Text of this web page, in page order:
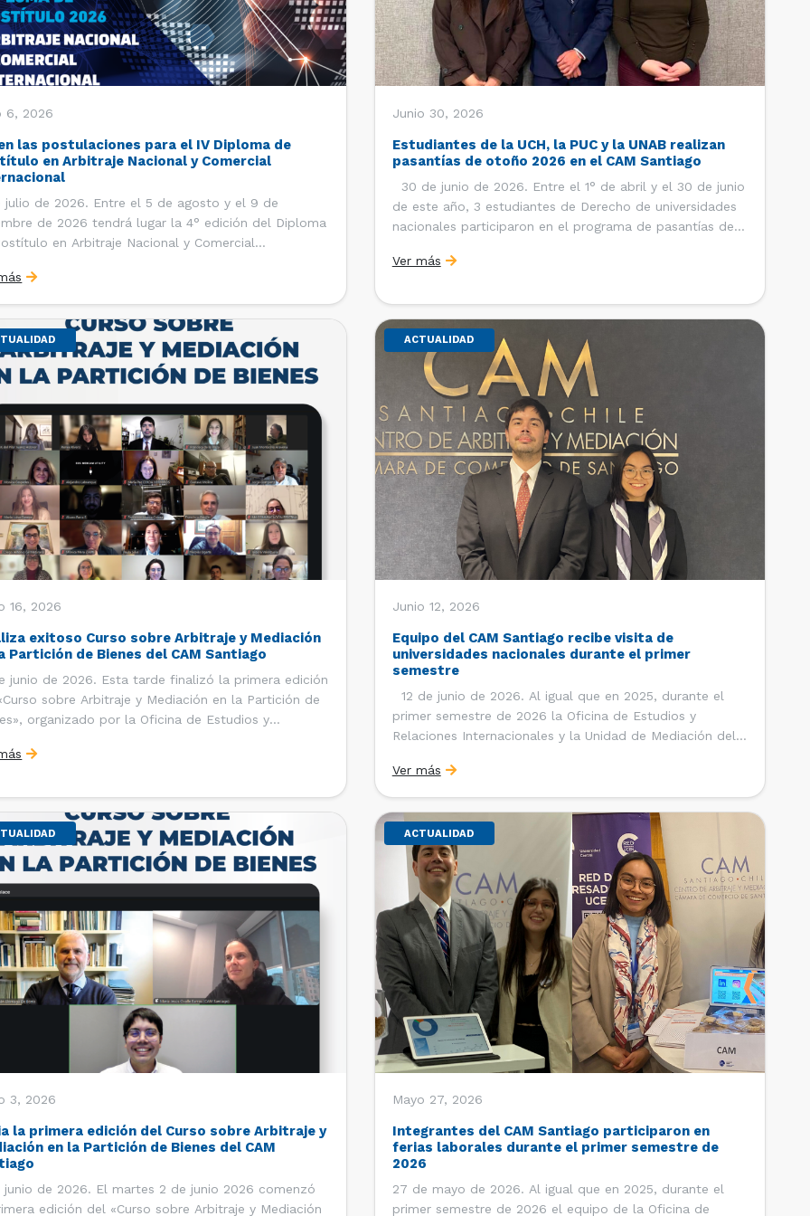
6, 2026
las postulaciones para el IV Diploma de
en Arbitraje Nacional y Comercial
julio de 2026. Entre el 5 de agosto y el 9 de
de 2026 tendrá lugar la 4° edición del Diploma
en Arbitraje Nacional y Comercial
Internacional de la Facultad de Derecho de la
de Chile y […]
Junio 30, 2026
Estudiantes de la UCH, la PUC y la UNAB realizan
pasantías de otoño 2026 en el CAM Santiago
30 de junio de 2026. Entre el 1° de abril y el 30 de junio
de este año, 3 estudiantes de Derecho de universidades
nacionales participaron en el programa de pasantías del
Comercio de Santiago (CCS). Así, se realizaron […]
Ver más
16, 2026
exitoso Curso sobre Arbitraje y Mediación
Partición de Bienes del CAM Santiago
junio de 2026. Esta tarde finalizó la primera edición
sobre Arbitraje y Mediación en la Partición de
organizado por la Oficina de Estudios y
(CAM) de la Cámara de Comercio de Santiago
ACTUALIDAD
Junio 12, 2026
Equipo del CAM Santiago recibe visita de
universidades nacionales durante el primer
semestre
12 de junio de 2026. Al igual que en 2025, durante el
primer semestre de 2026 la Oficina de Estudios y
Relaciones Internacionales y la Unidad de Mediación del
Comercio de Santiago (CCS) han recibido la visita de
estudiantes de […]
Ver más
3, 2026
la primera edición del Curso sobre Arbitraje y
en la Partición de Bienes del CAM
junio de 2026. El martes 2 de junio 2026 comenzó
edición del «Curso sobre Arbitraje y Mediación
ACTUALIDAD
Mayo 27, 2026
Integrantes del CAM Santiago participaron en
ferias laborales durante el primer semestre de
2026
27 de mayo de 2026. Al igual que en 2025, durante el
primer semestre de 2026 el equipo de la Oficina de